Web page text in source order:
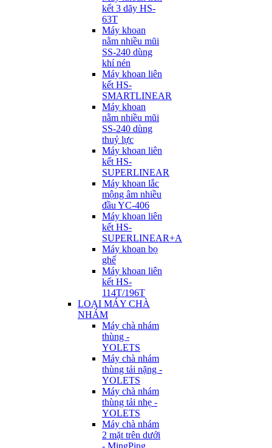
kết 3 dãy HS-
63T
Máy khoan
nằm nhiều mũi
SS-240 dùng
khí nén
Máy khoan liên
kết HS-
SMARTLINEAR
Máy khoan
nằm nhiều mũi
SS-240 dùng
thuỷ lực
Máy khoan liên
kết HS-
SUPERLINEAR
Máy khoan lắc
mộng âm nhiều
đầu YC-406
Máy khoan liên
kết HS-
SUPERLINEAR+A
Máy khoan bọ
ghế
Máy khoan liên
kết HS-
114T/196T
LOẠI MÁY CHÀ
NHÁM
Máy chà nhám
thùng -
YOLETS
Máy chà nhám
thùng tải nặng -
YOLETS
Máy chà nhám
thùng tải nhẹ -
YOLETS
Máy chà nhám
2 mặt trên dưới
- MingPing